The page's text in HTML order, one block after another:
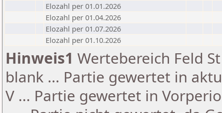
Elozahl per 01.01.2026
Elozahl per 01.04.2026
Elozahl per 01.07.2026
Elozahl per 01.10.2026
Hinweis1 Wertebereich Feld
blank ... Partie gewertet in
V ... Partie gewertet in